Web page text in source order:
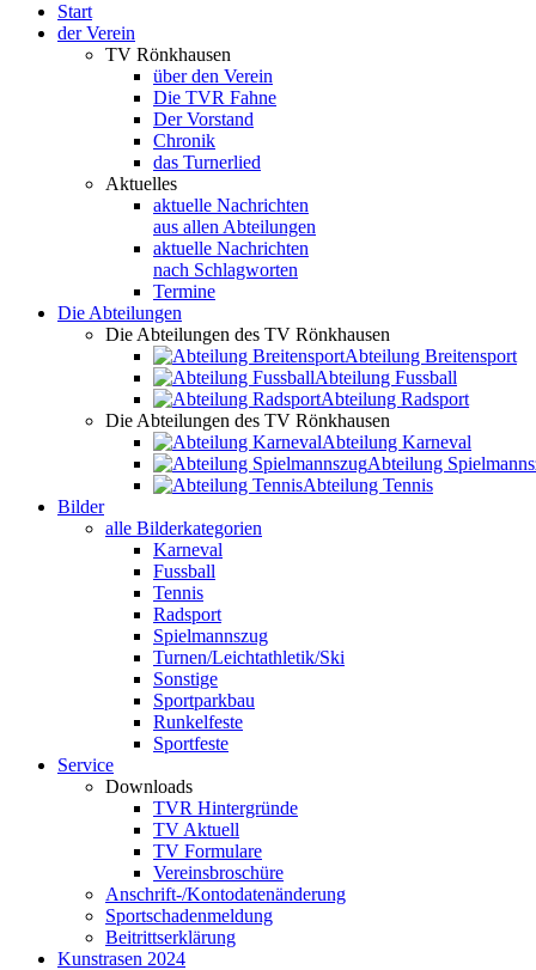
Start
der Verein
TV Rönkhausen
über den Verein
Die TVR Fahne
Der Vorstand
Chronik
das Turnerlied
Aktuelles
aktuelle Nachrichten
aus allen Abteilungen
aktuelle Nachrichten
nach Schlagworten
Termine
Die Abteilungen
Die Abteilungen des TV Rönkhausen
Abteilung Breitensport
Abteilung Fussball
Abteilung Radsport
Die Abteilungen des TV Rönkhausen
Abteilung Karneval
Abteilung
Abteilung Tennis
Bilder
alle Bilderkategorien
Karneval
Fussball
Tennis
Radsport
Spielmannszug
Turnen/Leichtathletik/Ski
Sonstige
Sportparkbau
Runkelfeste
Sportfeste
Service
Downloads
TVR Hintergründe
TV Aktuell
TV Formulare
Vereinsbroschüre
Anschrift-/Kontodatenänderung
Sportschadenmeldung
Beitrittserklärung
Kunstrasen 2024